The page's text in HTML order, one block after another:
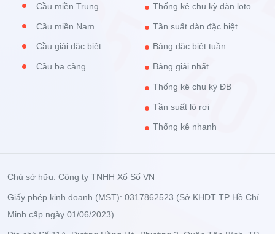
Cầu miền Trung
Cầu miền Nam
Cầu giải đặc biệt
Cầu ba càng
Thống kê chu kỳ dàn loto
Tần suất dàn đặc biệt
Bảng đặc biệt tuần
Bảng giải nhất
Thống kê chu kỳ ĐB
Tần suất lô rơi
Thống kê nhanh
Chủ sở hữu: Công ty TNHH Xổ Số VN
Giấy phép kinh doanh (MST): 0317862523 (Sở KHDT TP Hồ Chí
Minh cấp ngày 01/06/2023)